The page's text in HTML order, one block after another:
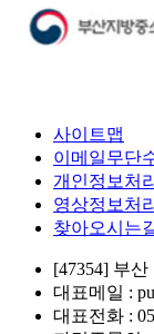
사이트맵
이메일무단
개인정보처
영상정보처
찾아오시는
[47354] 부
대표메일 :
대표전화 :